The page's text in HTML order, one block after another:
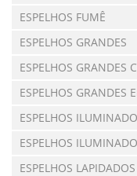
ESPELHOS FUMÊ
ESPELHOS GRANDES
ESPELHOS GRANDES
ESPELHOS GRANDES
ESPELHOS
ESPELHOS
ESPELHOS